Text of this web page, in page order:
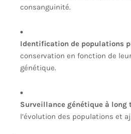
consanguinité.
Identification de populations
conservation en fonction de
génétique.
Surveillance génétique à long
l’évolution des populations et